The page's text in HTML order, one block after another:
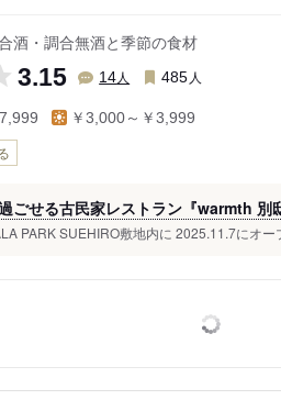
酒・調合無酒と季節の食材
3.15 14人 485 人
￥3,000～￥3,999
ごせる古民家レストラン『warmth 別
PARK SUEHIRO敷地内に 2025.11.7にオー